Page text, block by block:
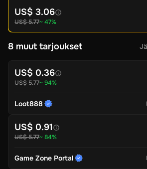
US$ 3.06
US$ 5.77~ 47%
8 muut tarjoukset
US$ 0.36
US$ 5.77~ 94%
Loot888
US$ 0.91
US$ 5.77~ 84%
Game Zone Portal